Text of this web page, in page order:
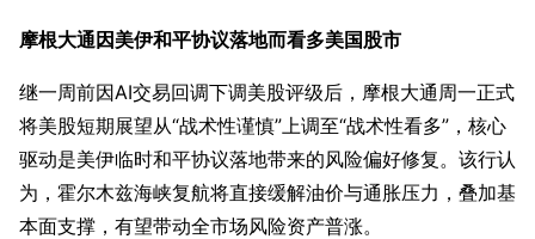
摩根大通因美伊和平协议落地而看多美国股市
继一周前因AI交易回调下调美股评级后，摩根大通周一正式
将美股短期展望从“战术性谨慎”上调至“战术性看多”，核心
驱动是美伊临时和平协议落地带来的风险偏好修复。该行认
为，霍尔木兹海峡复航将直接缓解油价与通胀压力，叠加基
本面支撑，有望带动全市场风险资产普涨。